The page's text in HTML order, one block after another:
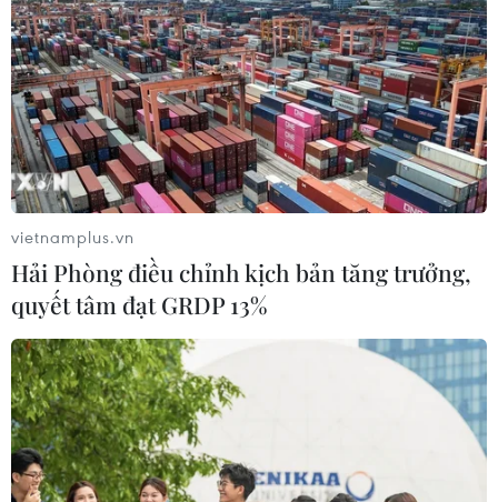
Mỹ khẳng định Hàn Quốc đã đồng ý chia
sẻ phần lớn chi phí quân sự
08/05/2020 00:58
Tổng thống Mỹ khẳng định: "Hàn Quốc đã đồng ý trả
tiền cho chúng ta, điều mà chúng ta đánh giá rất cao...
Nếu chúng ta bảo vệ các quốc gia khác thì họ cũng
phải tôn trọng chúng ta bằng cách đóng góp."
vietnamplus.vn
Hải Phòng điều chỉnh kịch bản tăng trưởng,
quyết tâm đạt GRDP 13%